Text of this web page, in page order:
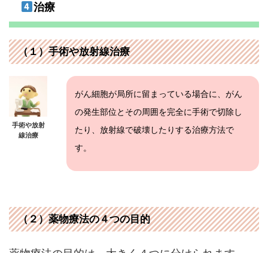
治療
（１）手術や放射線治療
手術や放射
線治療
がん細胞が局所に留まっている場合に、がん
の発生部位とその周囲を完全に手術で切除し
たり、放射線で破壊したりする治療方法で
す。
（２）薬物療法の４つの目的